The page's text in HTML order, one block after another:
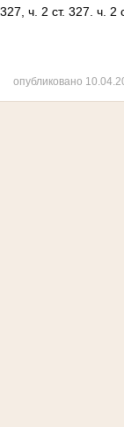
ч. 2 ст. 327. ч. 2
опубликовано